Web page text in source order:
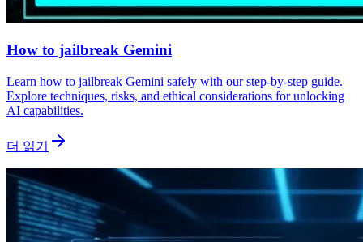
How to jailbreak Gemini
Learn how to jailbreak Gemini safely with our step-by-step guide.
Explore techniques, risks, and ethical considerations for unlocking
AI capabilities.
더 읽기